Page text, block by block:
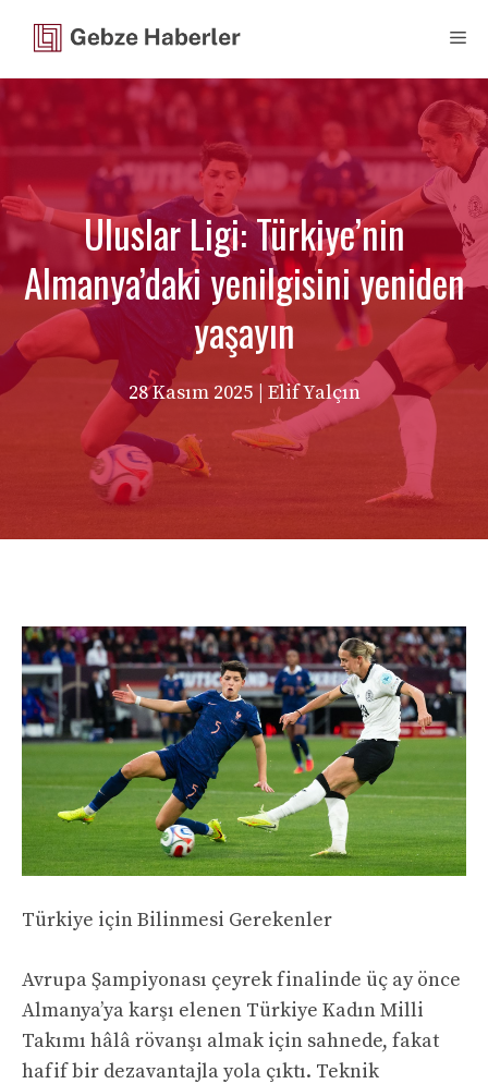
Uluslar Ligi: Türkiye’nin
Almanya’daki yenilgisini yeniden
yaşayın
28 Kasım 2025 | Elif Yalçın
Türkiye için Bilinmesi Gerekenler
Avrupa Şampiyonası çeyrek finalinde üç ay önce
Almanya’ya karşı elenen Türkiye Kadın Milli
Takımı hâlâ rövanşı almak için sahnede, fakat
hafif bir dezavantajla yola çıktı. Teknik